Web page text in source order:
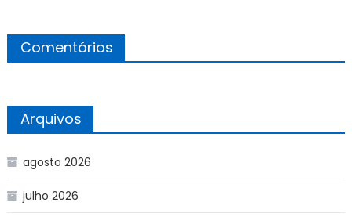
Comentários
Arquivos
agosto 2026
julho 2026